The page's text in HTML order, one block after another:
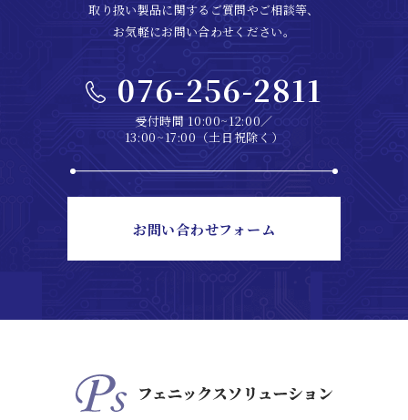
取り扱い製品に関するご質問やご相談等、
お気軽にお問い合わせください。
076-256-2811
受付時間 10:00~12:00／
13:00~17:00（土日祝除く）
お問い合わせフォーム